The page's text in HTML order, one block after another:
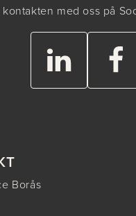
kontakten med oss på
Borås